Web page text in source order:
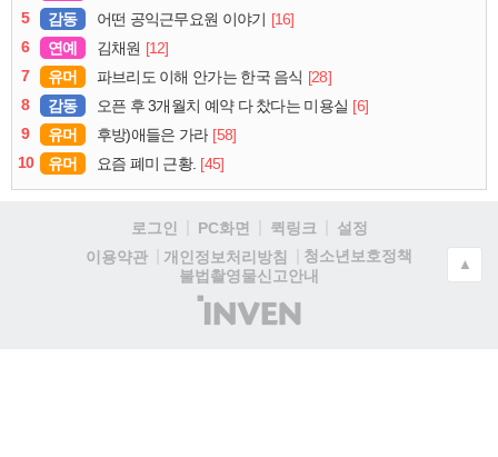
5
감동 어떤 공익근무요원 이야기 [16]
6
연예 김채원 [12]
7
유머 파브리도 이해 안가는 한국 음식 [28]
8
감동 오픈 후 3개월치 예약 다 찼다는 미용실 [6]
9
유머 후방)애들은 가라 [58]
10
유머 요즘 폐미 근황. [45]
로그인 PC화면 퀵링크
설정
이용약관
개인정보처리방침
청소년보호정책
불법촬영물신고안내
(주)
인
▲